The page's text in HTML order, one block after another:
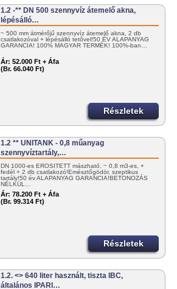
1.2 -** DN 500 szennyvíz átemelő akna,
lépésálló…
~ 500 mm átmérőjű szennyvíz átemelő akna, 2 db
csatlakozóval + lépésálló tetővel!50 ÉV ALAPANYAG
GARANCIA! 100% MAGYAR TERMÉK! 100%-ban…
Ár: 52.000 Ft + Áfa
(Br. 66.040 Ft)
Részletek
1.2 ** UNITANK - 0,8 műanyag
szennyvíztartály,…
DN 1000-es ERŐSÍTETT mászható, ~ 0,8 m3-es, +
fedél + 2 db csatlakozó!Emésztőgödör, szeptikus
tartály!50 év ALAPANYAG GARANCIA!BETONOZÁS
NÉLKÜL…
Ár: 78.200 Ft + Áfa
(Br. 99.314 Ft)
Részletek
1.2. <> 640 liter használt, tiszta IBC,
általános IPARI…